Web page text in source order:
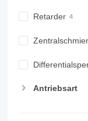
Retarder
Antriebsart